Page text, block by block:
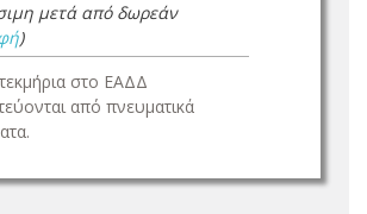
μετά από δωρεάν
)
στο ΕΑΔΔ
από πνευματικά